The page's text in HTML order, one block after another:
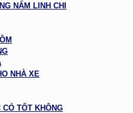
NẤM LINH CHI
NHÀ XE
TỐT KHÔNG